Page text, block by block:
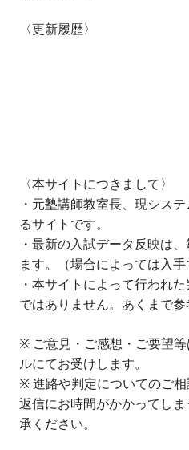
〈更新履歴〉
〈本サイトにつきまして〉
・元塾講師教室長、現シス
るサイトです。
・最新の入試データ反映は
ます。（場合によっては入
・本サイトによって行われ
ではありません。あくまで参
※ ご意見・ご感想・ご要望
ルにてお受けします。
※ 進路や判定についてのご相
返信にお時間がかかってし
承ください。